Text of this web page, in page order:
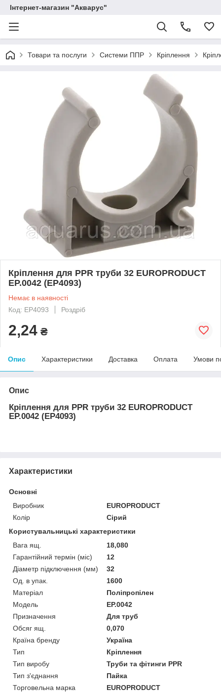
Інтернет-магазин "Акварус"
Товари та послуги Системи ППР Кріплення
Кріплення для PPR труби 32 EUROPRODUCT
EP.0042 (EP4093)
Немає в наявності
Код: EP4093
Роздріб
2,24 ₴
Опис Характеристики Доставка Оплата Умови
Опис
Кріплення для PPR труби 32 EUROPRODUCT
EP.0042 (EP4093)
Характеристики
Основні
Виробник
EUROPRODUCT
Колір
Сірий
Користувальницькі характеристики
Вага ящ.
18,080
Гарантійний термін (міс)
12
Діаметр підключення (мм)
32
Од. в упак.
1600
Матеріал
Поліпропілен
Мoдель
EP.0042
Призначення
Для труб
Обсяг ящ.
0,070
Країна бренду
Україна
Тип
Кріплення
Тип виробу
Труби та фітинги PPR
Тип з'єднання
Пайка
Торговельна марка
EUROPRODUCT